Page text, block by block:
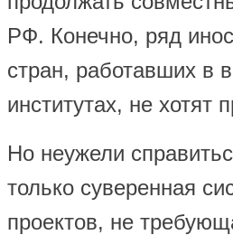
РФ. Конечно, ряд
стран, работавших в
институтах, не хотят
Но неужели
только суверенная
проектов, не